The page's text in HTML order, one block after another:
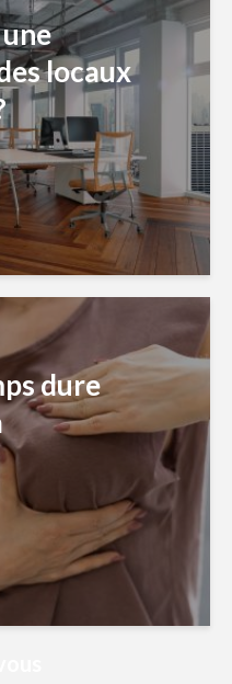
locaux
dure